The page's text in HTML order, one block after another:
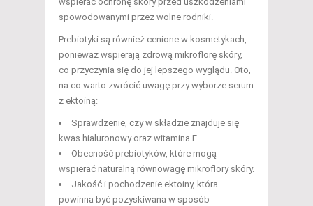
spowodowanymi przez wolne rodniki.
Prebiotyki są również cenione w kosmetykach,
ponieważ wspierają zdrową mikroflorę skóry,
co przyczynia się do jej lepszego wyglądu. Oto,
na co warto zwrócić uwagę przy wyborze serum
z ektoiną:
Sprawdzenie, czy w składzie znajduje się
kwas hialuronowy oraz witamina E.
Obecność prebiotyków, które mogą
wspierać naturalną równowagę mikroflory skóry.
Jakość i pochodzenie ektoiny, która
powinna być pozyskiwana w sposób